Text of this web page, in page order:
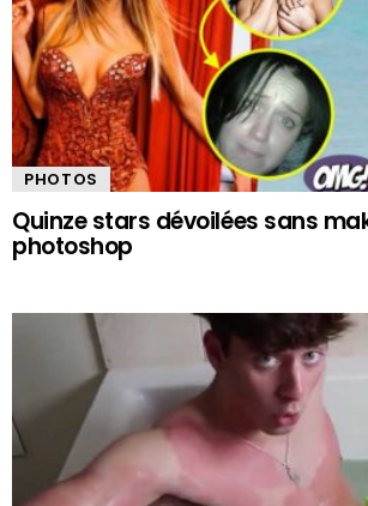
PHOTOS
Quinze stars dévoilées sans
photoshop